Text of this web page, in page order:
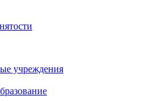
учреждения